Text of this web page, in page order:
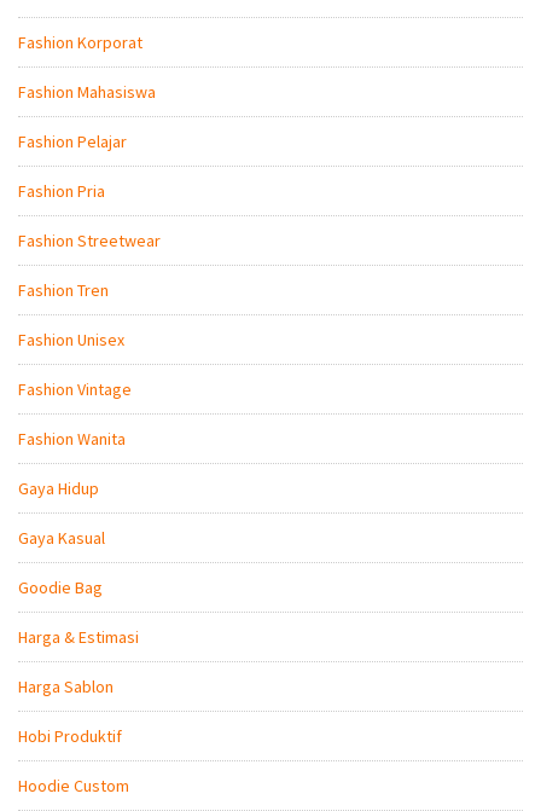
Fashion Korporat
Fashion Mahasiswa
Fashion Pelajar
Fashion Pria
Fashion Streetwear
Fashion Tren
Fashion Unisex
Fashion Vintage
Fashion Wanita
Gaya Hidup
Gaya Kasual
Goodie Bag
Harga & Estimasi
Harga Sablon
Hobi Produktif
Hoodie Custom